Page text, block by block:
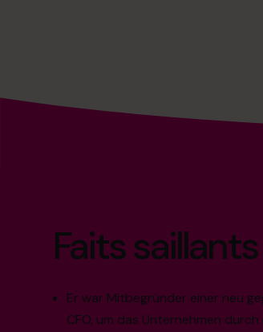
Faits
Er war Mitbegründer einer neu
CFO, um das Unternehmen